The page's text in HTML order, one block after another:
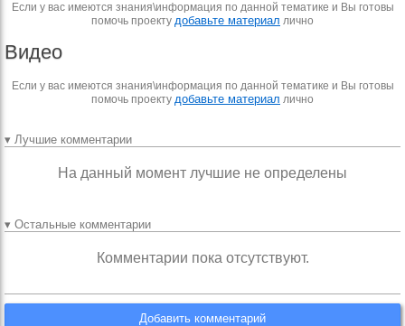
Если у вас имеются знания\информация по данной тематике и Вы готовы
помочь проекту добавьте материал лично
Видео
Если у вас имеются знания\информация по данной тематике и Вы готовы
помочь проекту добавьте материал лично
▾ Лучшие комментарии
На данный момент лучшие не определены
▾ Остальные комментарии
Комментарии пока отсутствуют.
Добавить комментарий